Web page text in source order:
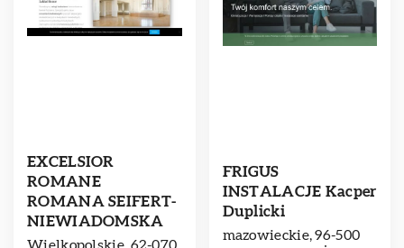
EXCELSIOR
ROMANE
ROMANA SEIFERT-
NIEWIADOMSKA
FRIGUS
INSTALACJE Kacper
Duplicki
mazowieckie, 96-500